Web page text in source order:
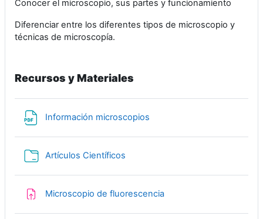
Conocer el microscopio, sus partes y funcionamiento
Diferenciar entre los diferentes tipos de microscopio y
técnicas de microscopía.
Recursos y Materiales
Información microscopios
Artículos Científicos
Microscopio de fluorescenciaAssignment